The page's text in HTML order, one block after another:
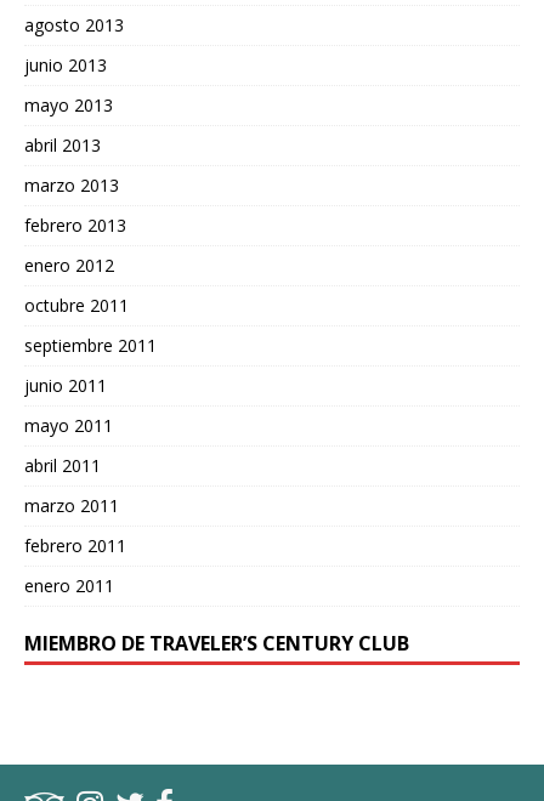
agosto 2013
junio 2013
mayo 2013
abril 2013
marzo 2013
febrero 2013
enero 2012
octubre 2011
septiembre 2011
junio 2011
mayo 2011
abril 2011
marzo 2011
febrero 2011
enero 2011
MIEMBRO DE TRAVELER’S CENTURY CLUB